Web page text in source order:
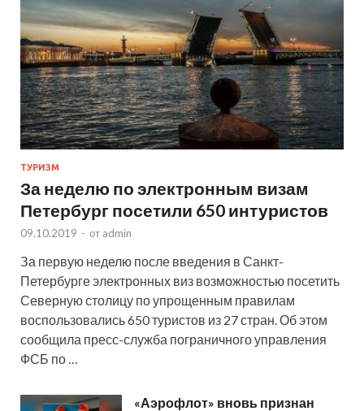
ТУРИЗМ
За неделю по электронным визам
Петербург посетили 650 интуристов
09.10.2019 - от admin
За первую неделю после введения в Санкт-
Петербурге электронных виз возможностью посетить
Северную столицу по упрощенным правилам
воспользовались 650 туристов из 27 стран. Об этом
сообщила пресс-служба пограничного управления
ФСБ по …
«Аэрофлот» вновь признан